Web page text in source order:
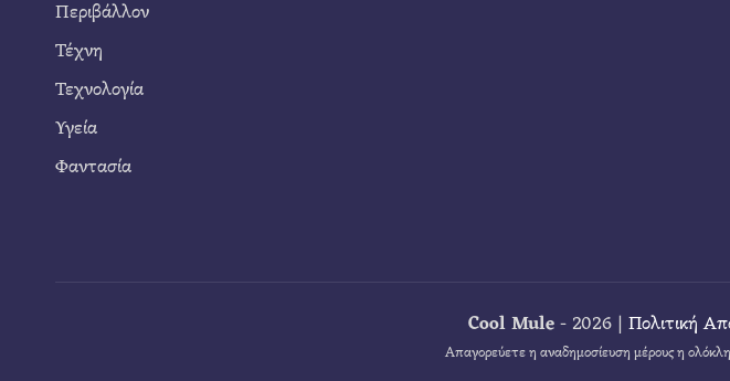
Περιβάλλον
Τέχνη
Τεχνολογία
Υγεία
Φαντασία
Cool Mule - 2026 | Πολιτική
Απαγορεύετε η αναδημοσίευση μέρους η